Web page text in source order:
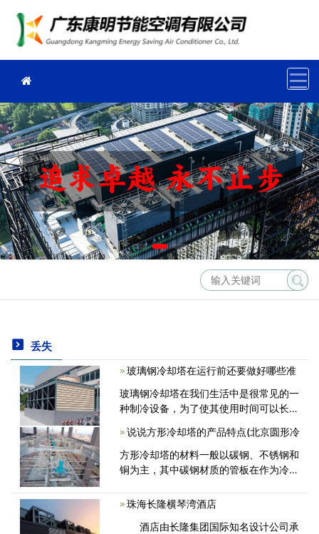
丢失
玻璃钢冷却塔在运行前还要做好哪些准
玻璃钢冷却塔在我们生活中是很常见的一
种制冷设备，为了使其使用时间可以长
作之外，还需要我们平时及时做好保养工
作。在一般的情况下，冷却塔都是配水冷
<
说说方形冷却塔的产品特点(北京圆形冷
方形冷却塔的材料一般以碳钢、不锈钢和
铜为主，其中碳钢材质的管板在作为冷却
腐蚀泄漏，泄漏物进入冷却水系统会造成
珠海长隆横琴湾酒店
酒店由长隆集团国际知名设计公司承